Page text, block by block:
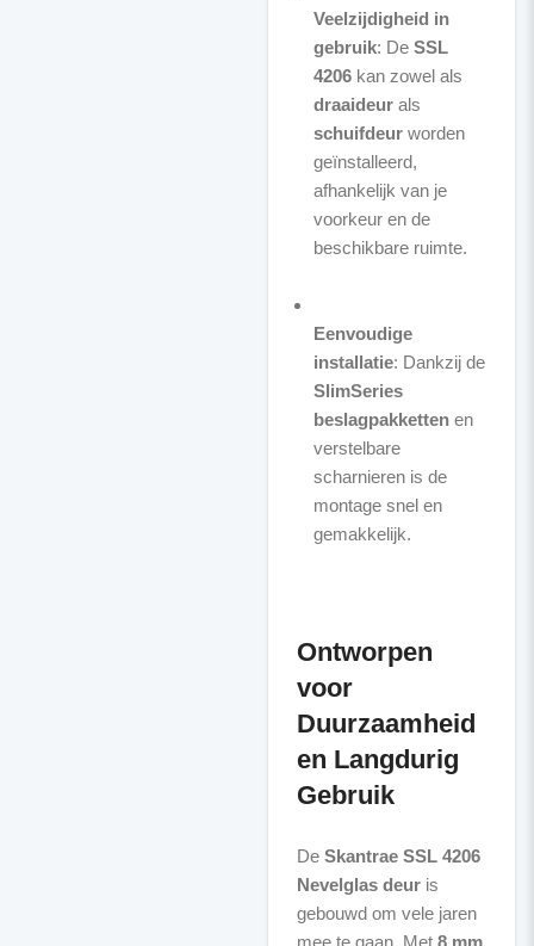
Veelzijdigheid in
gebruik: De SSL
4206kan zowel als
draaideurals
schuifdeurworden
geïnstalleerd,
afhankelijk van je
voorkeur en de
beschikbare ruimte.
Eenvoudige
installatie: Dankzij de
SlimSeries
beslagpakkettenen
verstelbare
scharnieren is de
montage snel en
gemakkelijk.
Ontworpen
voor
Duurzaamheid
en Langdurig
Gebruik
De Skantrae SSL 4206
Nevelglas deuris
gebouwd om vele jaren
mee te gaan. Met 8 mm